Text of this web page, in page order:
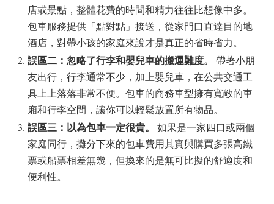
店或景點，整體花費的時間和精力往往比想像中多。
包車服務提供「點對點」接送，從家門口直達目的地
酒店，對帶小孩的家庭來說才是真正的省時省力。
誤區二：忽略了行李和嬰兒車的搬運難度。
帶著小朋
友出行，行李通常不少，加上嬰兒車，在公共交通工
具上上落落非常不便。包車的商務車型擁有寬敞的車
廂和行李空間，讓你可以輕鬆放置所有物品。
誤區三：以為包車一定很貴。
如果是一家四口或兩個
家庭同行，攤分下來的包車費用其實與購買多張高鐵
票或船票相差無幾，但換來的是無可比擬的舒適度和
便利性。